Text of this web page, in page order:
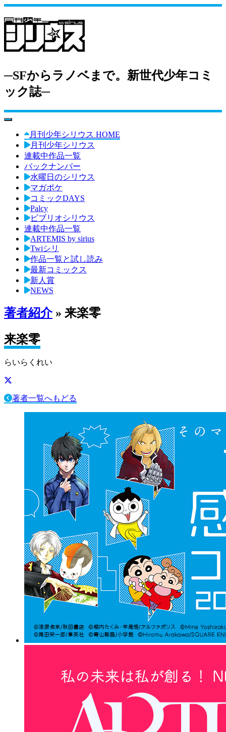
─SFからラノベまで。新世代少年コミ
ック誌─
toggle navigation
月刊少年シリウス HOME
月刊少年シリウス
連載中作品一覧
バックナンバー
水曜日のシリウス
マガポケ
コミックDAYS
Palcy
ビブリオシリウス
連載中作品一覧
ARTEMIS by sirius
Twiシリ
作品一覧と試し読み
最新コミックス
新人賞
NEWS
著者紹介» 来楽零
来楽零
らいらくれい
著者一覧へもどる